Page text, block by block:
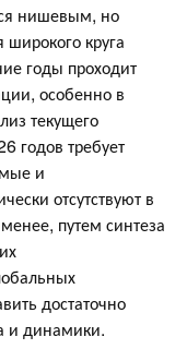
нишевым, но
круга
годы проходит
особенно в
текущего
годов требует
и
отсутствуют в
путем синтеза
достаточно
и динамики.